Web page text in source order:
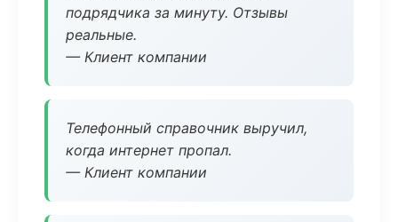
подрядчика за минуту. Отзывы
реальные.
— Клиент компании
Телефонный справочник выручил,
когда интернет пропал.
— Клиент компании